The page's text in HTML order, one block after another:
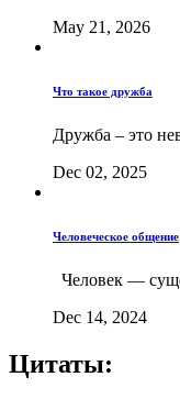
May 21, 2026
Что такое дружба
Дружба – это
Dec 02, 2025
Человеческое общение
Человек —
Dec 14, 2024
Цитаты: